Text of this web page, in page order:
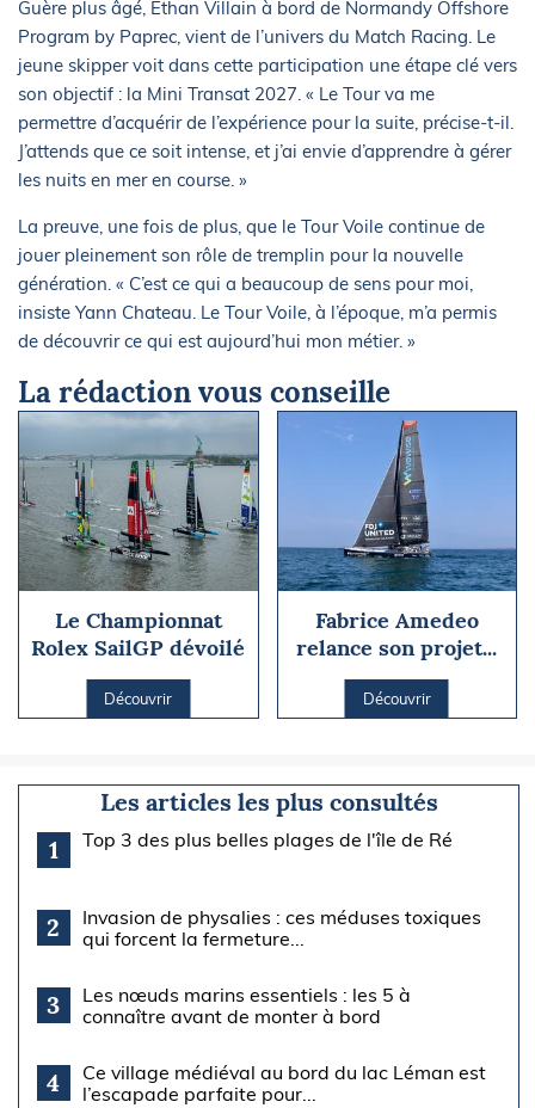
Guère plus âgé, Ethan Villain à bord de Normandy Offshore
Program by Paprec, vient de l’univers du Match Racing. Le
jeune skipper voit dans cette participation une étape clé vers
son objectif : la Mini Transat 2027. « Le Tour va me
permettre d’acquérir de l’expérience pour la suite, précise-t-il.
J’attends que ce soit intense, et j’ai envie d’apprendre à gérer
les nuits en mer en course. »
La preuve, une fois de plus, que le Tour Voile continue de
jouer pleinement son rôle de tremplin pour la nouvelle
génération. « C’est ce qui a beaucoup de sens pour moi,
insiste Yann Chateau. Le Tour Voile, à l’époque, m’a permis
de découvrir ce qui est aujourd’hui mon métier. »
La rédaction vous conseille
Le Championnat
Rolex SailGP dévoilé
Découvrir
Fabrice Amedeo
relance son projet...
Découvrir
Les articles les plus consultés
1
Top 3 des plus belles plages de l'île de Ré
2
Invasion de physalies : ces méduses toxiques
qui forcent la fermeture...
3
Les nœuds marins essentiels : les 5 à
connaître avant de monter à bord
4
Ce village médiéval au bord du lac Léman est
l’escapade parfaite pour...